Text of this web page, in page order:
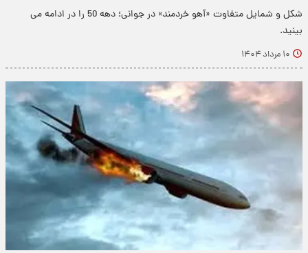
شکل و شمایل متفاوت «آهو خردمند» در جوانی؛ دهه 50 را در ادامه می
بینید.
۱۰ مرداد ۱۴۰۴